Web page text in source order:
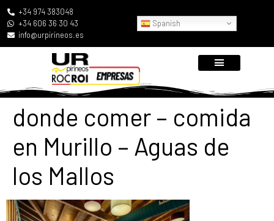
+34 974 383048
+34 606 36 30 43
info@urpirineos.es
Spanish
donde comer – comida
en Murillo – Aguas de
los Mallos